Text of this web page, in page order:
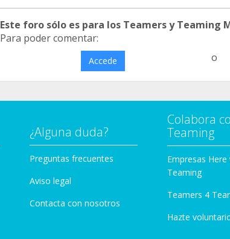
Este foro sólo es para los Teamers y Teaming
Para poder comentar:
Accede o
¿Alguna duda?
Preguntas frecuentes
Aviso legal
Contacta con nosotros
Colabora
Teaming
Empresas Here
Teaming
Teamers 4
Hazte